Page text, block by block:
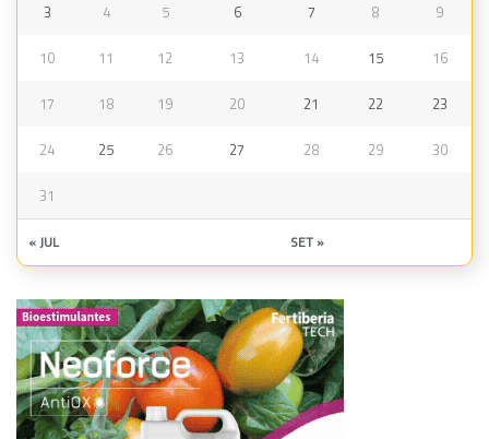
3 4 5 6 7 8 9
10 11 12 13 14 15 16
17 18 19 20 21 22 23
24 25 26 27 28 29 30
31
« JUL SET »